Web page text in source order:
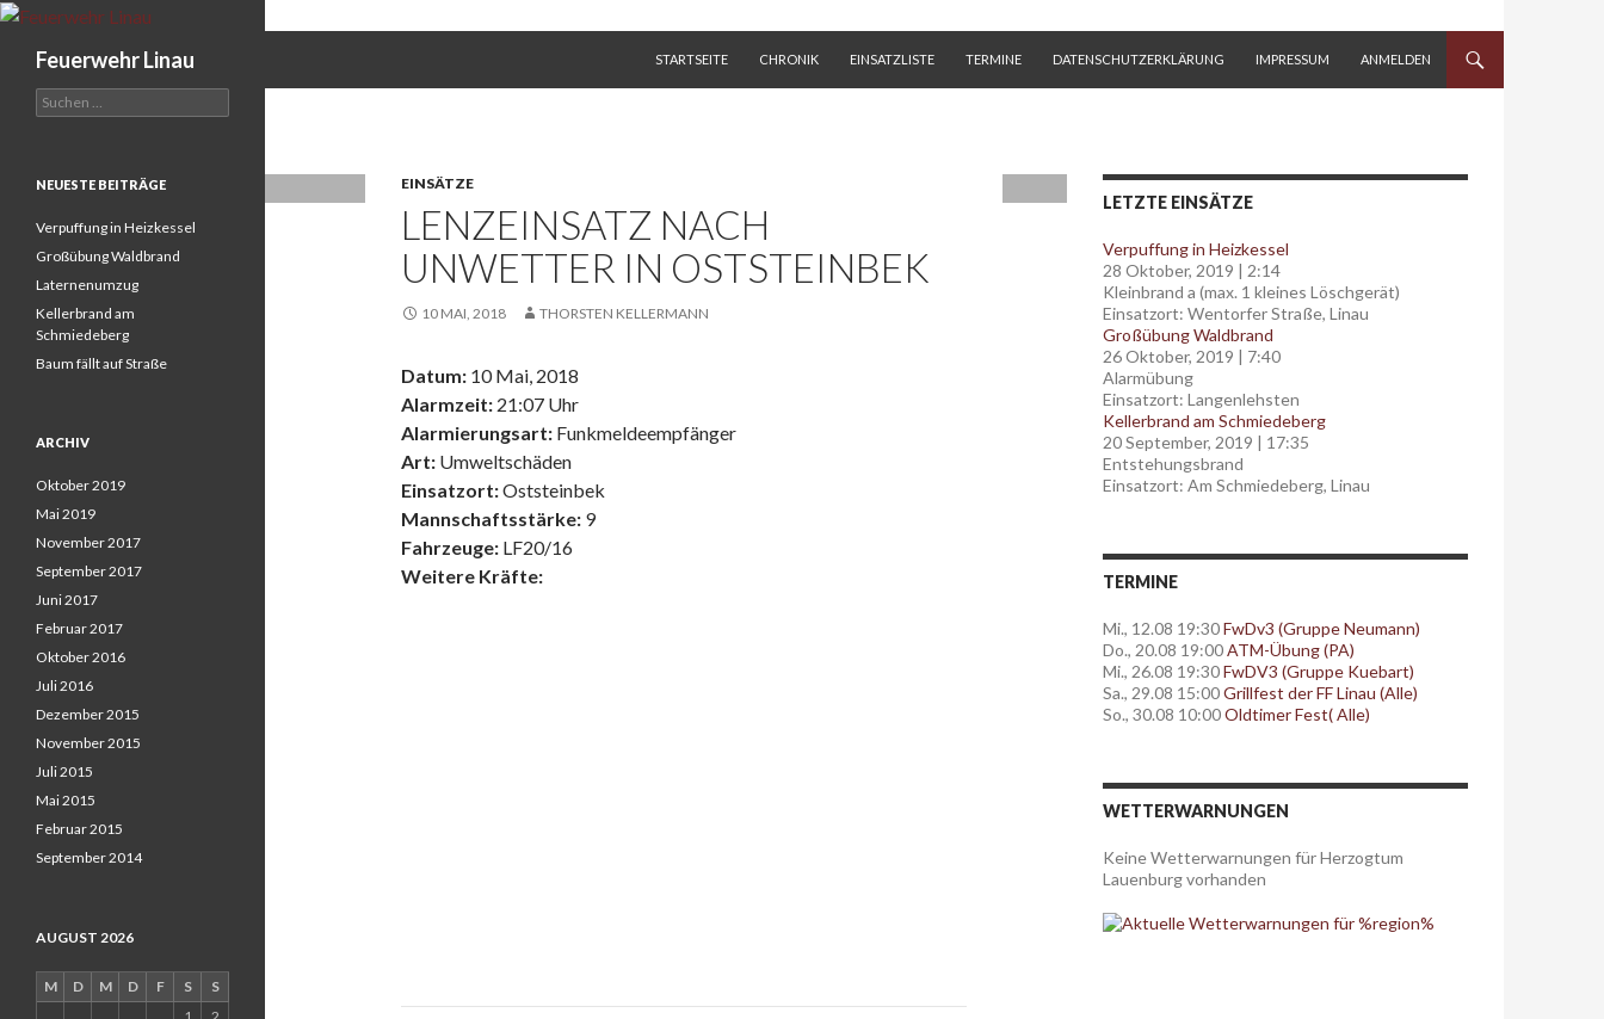
Feuerwehr Linau
STARTSEITE
CHRONIK EINSATZLISTE TERMINE DATENSCHUTZERKLÄRUNG IMPRESSUM ANMELDEN
EINSÄTZE
LENZEINSATZ NACH
UNWETTER IN OSTSTEINBEK
10 MAI, 2018 THORSTEN KELLERMANN
Datum: 10 Mai, 2018
Alarmzeit: 21:07 Uhr
Alarmierungsart: Funkmeldeempfänger
Art: Umweltschäden
Einsatzort:Oststeinbek
Mannschaftsstärke: 9
Fahrzeuge: LF20/16
Weitere Kräfte:
LETZTE EINSÄTZE
Verpuffung in Heizkessel
28 Oktober, 2019 | 2:14
Kleinbrand a (max. 1 kleines Löschgerät)
Einsatzort: Wentorfer Straße, Linau
Großübung Waldbrand
26 Oktober, 2019 | 7:40
Alarmübung
Einsatzort: Langenlehsten
Kellerbrand am Schmiedeberg
20 September, 2019 | 17:35
Entstehungsbrand
Einsatzort: Am Schmiedeberg, Linau
TERMINE
Mi., 12.08 19:30FwDv3 (Gruppe Neumann)
Do., 20.08 19:00ATM-Übung (PA)
Mi., 26.08 19:30FwDV3 (Gruppe Kuebart)
Sa., 29.08 15:00Grillfest der FF Linau (Alle)
So., 30.08 10:00Oldtimer Fest( Alle)
WETTERWARNUNGEN
Keine Wetterwarnungen für Herzogtum
Lauenburg vorhanden
Suchen
nach:
NEUESTE BEITRÄGE
Verpuffung in Heizkessel
Großübung Waldbrand
Laternenumzug
Kellerbrand am
Schmiedeberg
Baum fällt auf Straße
ARCHIV
Oktober 2019
Mai 2019
November 2017
September 2017
Juni 2017
Februar 2017
Oktober 2016
Juli 2016
Dezember 2015
November 2015
Juli 2015
Mai 2015
Februar 2015
September 2014
AUGUST 2026
M D M D F S
S